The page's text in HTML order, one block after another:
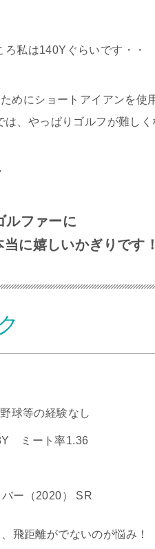
私は140Yぐらいです・・
めにショートアイアンを使
、やっぱりゴルフが難しく
ルファーに
に嬉しいかぎりです
等の経験なし
ミート率1.36
ー（2020） SR
飛距離がでないのが悩み！